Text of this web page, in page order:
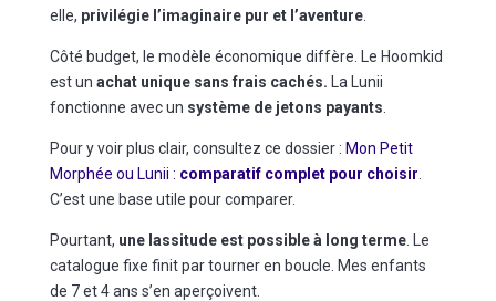
elle, privilégie l’imaginaire pur et l’aventure.
Côté budget, le modèle économique diffère. Le Hoomkid
est un achat unique sans frais cachés. La Lunii
fonctionne avec un système de jetons payants
Pour y voir plus clair, consultez ce dossier : Mon Petit
Morphée ou Lunii : comparatif complet pour choisir
C’est une base utile pour comparer.
Pourtant, une lassitude est possible à long terme. Le
catalogue fixe finit par tourner en boucle. Mes enfants
de 7 et 4 ans s’en aperçoivent.